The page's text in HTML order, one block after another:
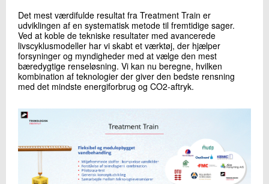
Det mest værdifulde resultat fra Treatment Train er
udviklingen af en systematisk metode til fremtidige sager.
Ved at koble de tekniske resultater med avancerede
livscyklusmodeller har vi skabt et værktøj, der hjælper
forsyninger og myndigheder med at vælge den mest
bæredygtige renseløsning. Vi kan nu beregne, hvilken
kombination af teknologier der giver den bedste rensning
med det mindste energiforbrug og CO2-aftryk.